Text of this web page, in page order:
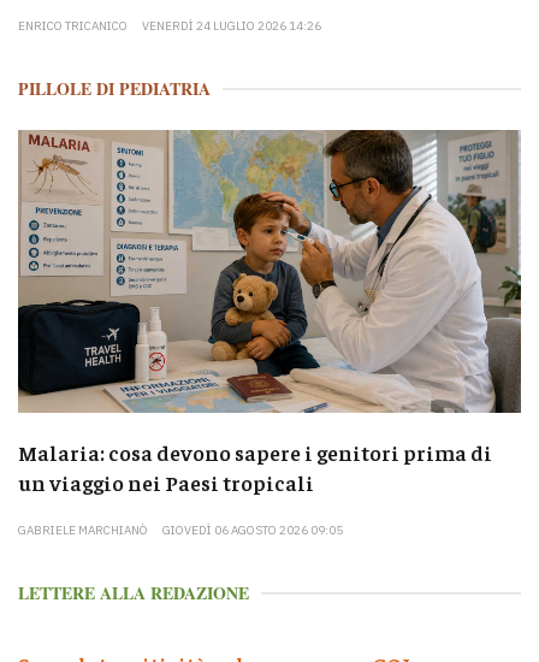
ENRICO TRICANICO VENERDÌ 24 LUGLIO 2026 14:26
PILLOLE DI PEDIATRIA
Malaria: cosa devono sapere i genitori prima di
un viaggio nei Paesi tropicali
GABRIELE MARCHIANÒ GIOVEDÌ 06 AGOSTO 2026 09:05
LETTERE ALLA REDAZIONE